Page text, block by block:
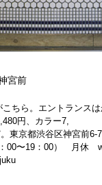
宮前
ちら。エントランス
円、カラー7,
東京都渋谷区神宮前6-
00〜19：00） 月休